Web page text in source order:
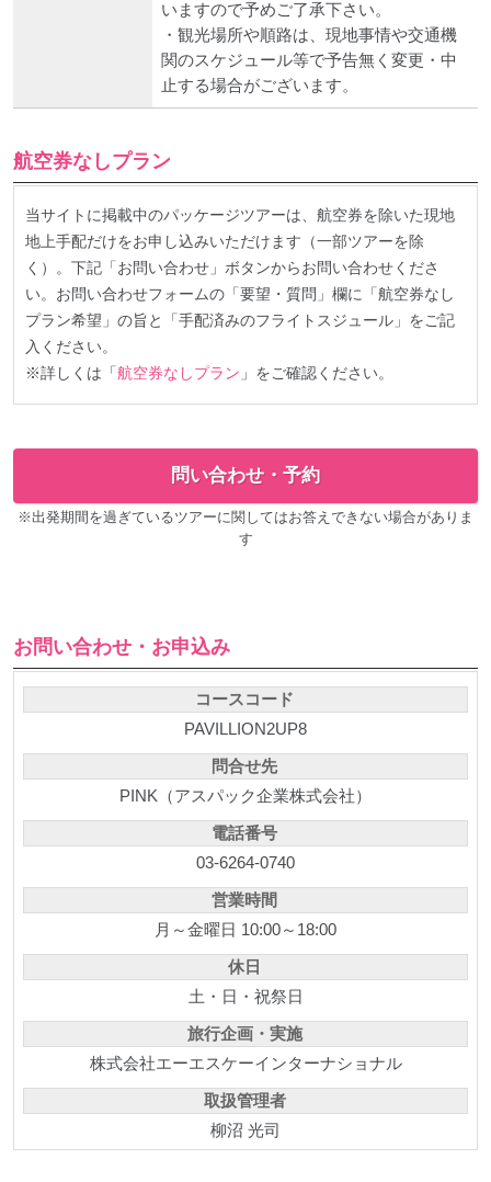
いますので予めご了承下さい。
・観光場所や順路は、現地事情や交通機
関のスケジュール等で予告無く変更・中
止する場合がございます。
航空券なしプラン
当サイトに掲載中のパッケージツアーは、航空券を除いた現地
地上手配だけをお申し込みいただけます（一部ツアーを除
く）。下記「お問い合わせ」ボタンからお問い合わせくださ
い。お問い合わせフォームの「要望・質問」欄に「航空券なし
プラン希望」の旨と「手配済みのフライトスジュール」をご記
入ください。
※詳しくは「 航空券なしプラン 」をご確認ください。
問い合わせ・予約
※出発期間を過ぎているツアーに関してはお答えできない場合がありま
す
お問い合わせ・お申込み
コースコード
PAVILLION2UP8
問合せ先
PINK（アスパック企業株式会社）
電話番号
03-6264-0740
営業時間
月～金曜日 10:00～18:00
休日
土・日・祝祭日
旅行企画・実施
株式会社エーエスケーインターナショナル
取扱管理者
柳沼 光司